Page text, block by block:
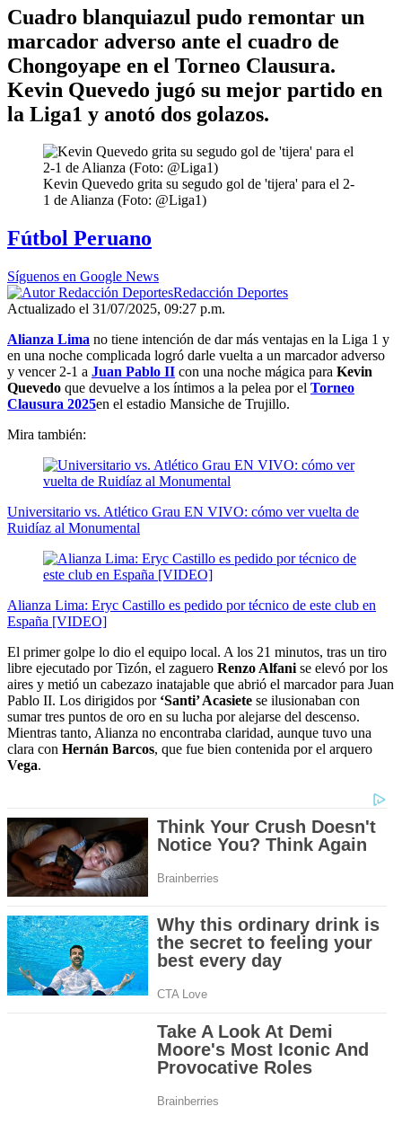
Cuadro blanquiazul pudo remontar un
marcador adverso ante el cuadro de
Chongoyape en el Torneo Clausura.
Kevin Quevedo jugó su mejor partido en
la Liga1 y anotó dos golazos.
Kevin Quevedo grita su segudo gol de 'tijera' para el 2-
1 de Alianza (Foto: @Liga1)
Fútbol Peruano
Síguenos en Google News
Redacción Deportes
Actualizado el 31/07/2025, 09:27 p.m.
Alianza Lima no tiene intención de dar más ventajas en la Liga 1 y
en una noche complicada logró darle vuelta a un marcador adverso
y vencer 2-1 a Juan Pablo II con una noche mágica para Kevin
Quevedo que devuelve a los íntimos a la pelea por el Torneo
Clausura 2025en el estadio Mansiche de Trujillo.
Mira también:
Universitario vs. Atlético Grau EN VIVO: cómo ver vuelta de
Ruidíaz al Monumental
Alianza Lima: Eryc Castillo es pedido por técnico de este club en
España [VIDEO]
El primer golpe lo dio el equipo local. A los 21 minutos, tras un tiro
libre ejecutado por Tizón, el zaguero Renzo Alfani se elevó por los
aires y metió un cabezazo inatajable que abrió el marcador para Juan
Pablo II. Los dirigidos por ‘Santi’ Acasiete se ilusionaban con
sumar tres puntos de oro en su lucha por alejarse del descenso.
Mientras tanto, Alianza no encontraba claridad, aunque tuvo una
clara con Hernán Barcos, que fue bien contenida por el arquero
Vega.